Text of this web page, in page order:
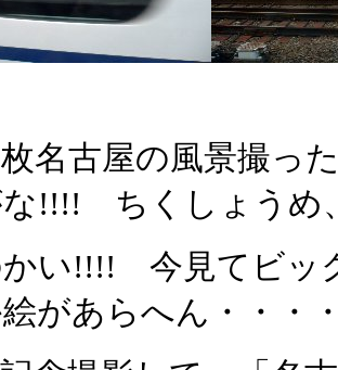
名古屋の風景撮っ
な!!!! ちくしょうめ
かい!!!! 今見てビッ
があらへん・・・